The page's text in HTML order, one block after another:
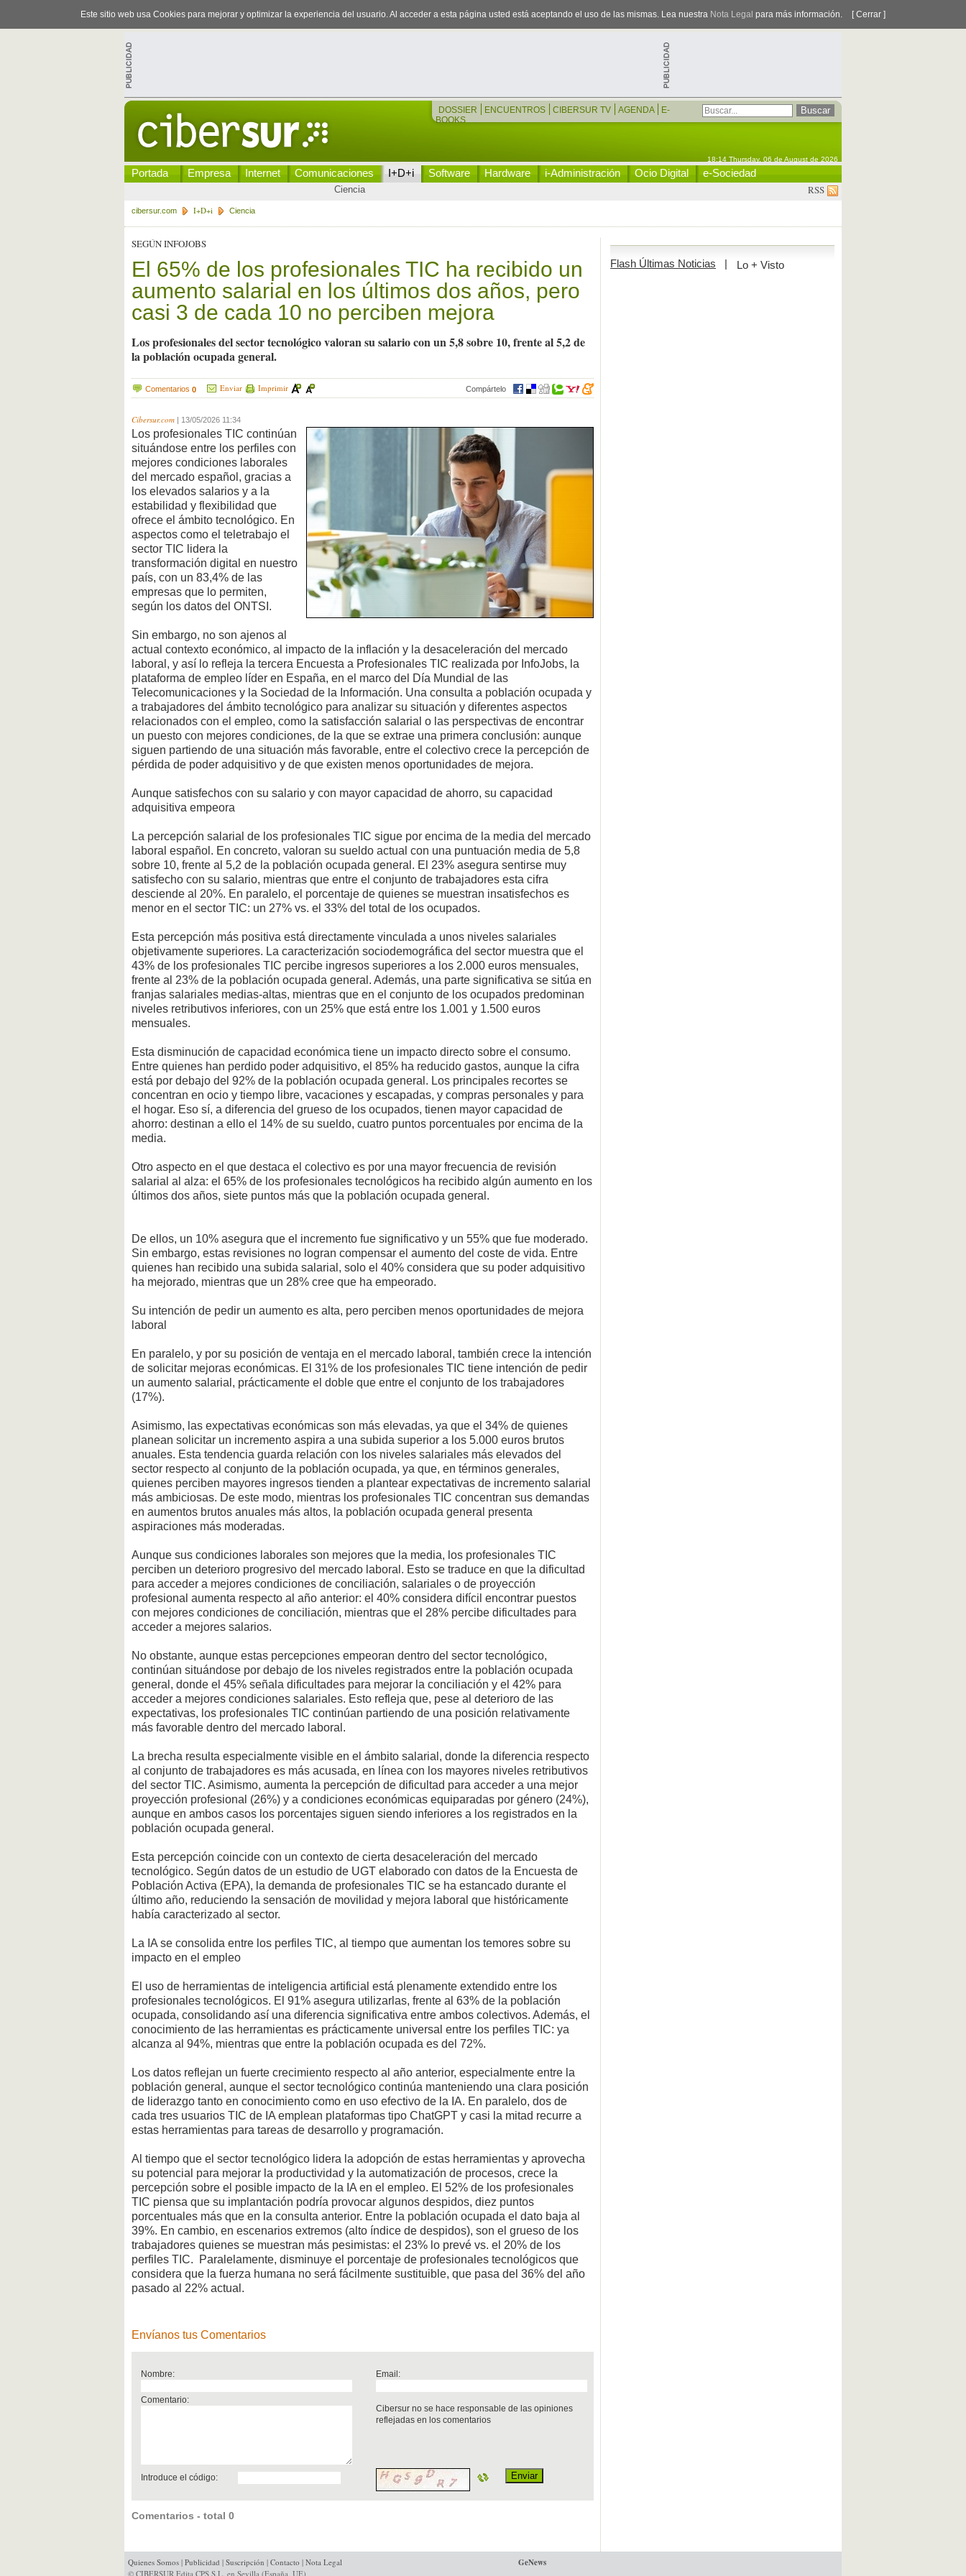
Este sitio web usa Cookies para mejorar y optimizar la experiencia del usuario. Al acceder a esta página usted está aceptando el uso de las mismas. Lea nuestra Nota Legal para más información. [ Cerrar ]
DOSSIER ENCUENTROS CIBERSUR TV AGENDA
E-
BOOKS
18:14 Thursday, 06 de August de 2026
Portada Empresa Internet Comunicaciones I+D+i Software Hardware i-Administración Ocio Digital e-Sociedad
Ciencia RSS
cibersur.com I+D+i Ciencia
SEGÚN INFOJOBS
El 65% de los profesionales TIC ha recibido un
aumento salarial en los últimos dos años, pero
casi 3 de cada 10 no perciben mejora
Los profesionales del sector tecnológico valoran su salario con un 5,8 sobre 10, frente al 5,2 de
la población ocupada general.
Comentarios 0 Enviar Imprimir Compártelo
Cibersur.com 13/05/2026 11:34
Los profesionales TIC continúan
situándose entre los perfiles con
mejores condiciones laborales
del mercado español, gracias a
los elevados salarios y a la
estabilidad y flexibilidad que
ofrece el ámbito tecnológico. En
aspectos como el teletrabajo el
sector TIC lidera la
transformación digital en nuestro
país, con un 83,4% de las
empresas que lo permiten,
según los datos del ONTSI.
Sin embargo, no son ajenos al
actual contexto económico, al impacto de la inflación y la desaceleración del mercado
laboral, y así lo refleja la tercera Encuesta a Profesionales TIC realizada por InfoJobs, la
plataforma de empleo líder en España, en el marco del Día Mundial de las
Telecomunicaciones y la Sociedad de la Información. Una consulta a población ocupada y
a trabajadores del ámbito tecnológico para analizar su situación y diferentes aspectos
relacionados con el empleo, como la satisfacción salarial o las perspectivas de encontrar
un puesto con mejores condiciones, de la que se extrae una primera conclusión: aunque
siguen partiendo de una situación más favorable, entre el colectivo crece la percepción de
pérdida de poder adquisitivo y de que existen menos oportunidades de mejora.
Aunque satisfechos con su salario y con mayor capacidad de ahorro, su capacidad
adquisitiva empeora
La percepción salarial de los profesionales TIC sigue por encima de la media del mercado
laboral español. En concreto, valoran su sueldo actual con una puntuación media de 5,8
sobre 10, frente al 5,2 de la población ocupada general. El 23% asegura sentirse muy
satisfecho con su salario, mientras que entre el conjunto de trabajadores esta cifra
desciende al 20%. En paralelo, el porcentaje de quienes se muestran insatisfechos es
menor en el sector TIC: un 27% vs. el 33% del total de los ocupados.
Esta percepción más positiva está directamente vinculada a unos niveles salariales
objetivamente superiores. La caracterización sociodemográfica del sector muestra que el
43% de los profesionales TIC percibe ingresos superiores a los 2.000 euros mensuales,
frente al 23% de la población ocupada general. Además, una parte significativa se sitúa en
franjas salariales medias-altas, mientras que en el conjunto de los ocupados predominan
niveles retributivos inferiores, con un 25% que está entre los 1.001 y 1.500 euros
mensuales.
Esta disminución de capacidad económica tiene un impacto directo sobre el consumo.
Entre quienes han perdido poder adquisitivo, el 85% ha reducido gastos, aunque la cifra
está por debajo del 92% de la población ocupada general. Los principales recortes se
concentran en ocio y tiempo libre, vacaciones y escapadas, y compras personales y para
el hogar. Eso sí, a diferencia del grueso de los ocupados, tienen mayor capacidad de
ahorro: destinan a ello el 14% de su sueldo, cuatro puntos porcentuales por encima de la
media.
Otro aspecto en el que destaca el colectivo es por una mayor frecuencia de revisión
salarial al alza: el 65% de los profesionales tecnológicos ha recibido algún aumento en los
últimos dos años, siete puntos más que la población ocupada general.
De ellos, un 10% asegura que el incremento fue significativo y un 55% que fue moderado.
Sin embargo, estas revisiones no logran compensar el aumento del coste de vida. Entre
quienes han recibido una subida salarial, solo el 40% considera que su poder adquisitivo
ha mejorado, mientras que un 28% cree que ha empeorado.
Su intención de pedir un aumento es alta, pero perciben menos oportunidades de mejora
laboral
En paralelo, y por su posición de ventaja en el mercado laboral, también crece la intención
de solicitar mejoras económicas. El 31% de los profesionales TIC tiene intención de pedir
un aumento salarial, prácticamente el doble que entre el conjunto de los trabajadores
(17%).
Asimismo, las expectativas económicas son más elevadas, ya que el 34% de quienes
planean solicitar un incremento aspira a una subida superior a los 5.000 euros brutos
anuales. Esta tendencia guarda relación con los niveles salariales más elevados del
sector respecto al conjunto de la población ocupada, ya que, en términos generales,
quienes perciben mayores ingresos tienden a plantear expectativas de incremento salarial
más ambiciosas. De este modo, mientras los profesionales TIC concentran sus demandas
en aumentos brutos anuales más altos, la población ocupada general presenta
aspiraciones más moderadas.
Aunque sus condiciones laborales son mejores que la media, los profesionales TIC
perciben un deterioro progresivo del mercado laboral. Esto se traduce en que la dificultad
para acceder a mejores condiciones de conciliación, salariales o de proyección
profesional aumenta respecto al año anterior: el 40% considera difícil encontrar puestos
con mejores condiciones de conciliación, mientras que el 28% percibe dificultades para
acceder a mejores salarios.
No obstante, aunque estas percepciones empeoran dentro del sector tecnológico,
continúan situándose por debajo de los niveles registrados entre la población ocupada
general, donde el 45% señala dificultades para mejorar la conciliación y el 42% para
acceder a mejores condiciones salariales. Esto refleja que, pese al deterioro de las
expectativas, los profesionales TIC continúan partiendo de una posición relativamente
más favorable dentro del mercado laboral.
La brecha resulta especialmente visible en el ámbito salarial, donde la diferencia respecto
al conjunto de trabajadores es más acusada, en línea con los mayores niveles retributivos
del sector TIC. Asimismo, aumenta la percepción de dificultad para acceder a una mejor
proyección profesional (26%) y a condiciones económicas equiparadas por género (24%),
aunque en ambos casos los porcentajes siguen siendo inferiores a los registrados en la
población ocupada general.
Esta percepción coincide con un contexto de cierta desaceleración del mercado
tecnológico. Según datos de un estudio de UGT elaborado con datos de la Encuesta de
Población Activa (EPA), la demanda de profesionales TIC se ha estancado durante el
último año, reduciendo la sensación de movilidad y mejora laboral que históricamente
había caracterizado al sector.
La IA se consolida entre los perfiles TIC, al tiempo que aumentan los temores sobre su
impacto en el empleo
El uso de herramientas de inteligencia artificial está plenamente extendido entre los
profesionales tecnológicos. El 91% asegura utilizarlas, frente al 63% de la población
ocupada, consolidando así una diferencia significativa entre ambos colectivos. Además, el
conocimiento de las herramientas es prácticamente universal entre los perfiles TIC: ya
alcanza al 94%, mientras que entre la población ocupada es del 72%.
Los datos reflejan un fuerte crecimiento respecto al año anterior, especialmente entre la
población general, aunque el sector tecnológico continúa manteniendo una clara posición
de liderazgo tanto en conocimiento como en uso efectivo de la IA. En paralelo, dos de
cada tres usuarios TIC de IA emplean plataformas tipo ChatGPT y casi la mitad recurre a
estas herramientas para tareas de desarrollo y programación.
Al tiempo que el sector tecnológico lidera la adopción de estas herramientas y aprovecha
su potencial para mejorar la productividad y la automatización de procesos, crece la
percepción sobre el posible impacto de la IA en el empleo. El 52% de los profesionales
TIC piensa que su implantación podría provocar algunos despidos, diez puntos
porcentuales más que en la consulta anterior. Entre la población ocupada el dato baja al
39%. En cambio, en escenarios extremos (alto índice de despidos), son el grueso de los
trabajadores quienes se muestran más pesimistas: el 23% lo prevé vs. el 20% de los
perfiles TIC. Paralelamente, disminuye el porcentaje de profesionales tecnológicos que
considera que la fuerza humana no será fácilmente sustituible, que pasa del 36% del año
pasado al 22% actual.
Envíanos tus Comentarios
Nombre: Email:
Comentario:
Cibersur no se hace responsable de las opiniones
reflejadas en los comentarios
Introduce el código:
Comentarios - total 0
Flash Últimas Noticias | Lo + Visto
Quienes Somos | Publicidad | Suscripción | Contacto | Nota Legal
© CIBERSUR Edita CPS S.L. en Sevilla (España, UE)
GeNews